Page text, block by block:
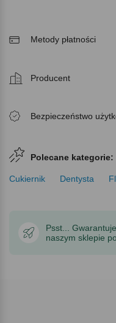
Metody płatności
Producent
Bezpieczeństwo
Polecane kategorie:
Cukiernik Dentysta
Psst...
naszym sklepie